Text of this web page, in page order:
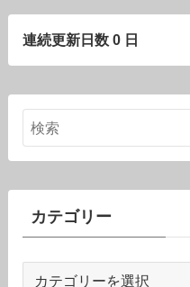
連続更新日数 0 日
カテゴリー